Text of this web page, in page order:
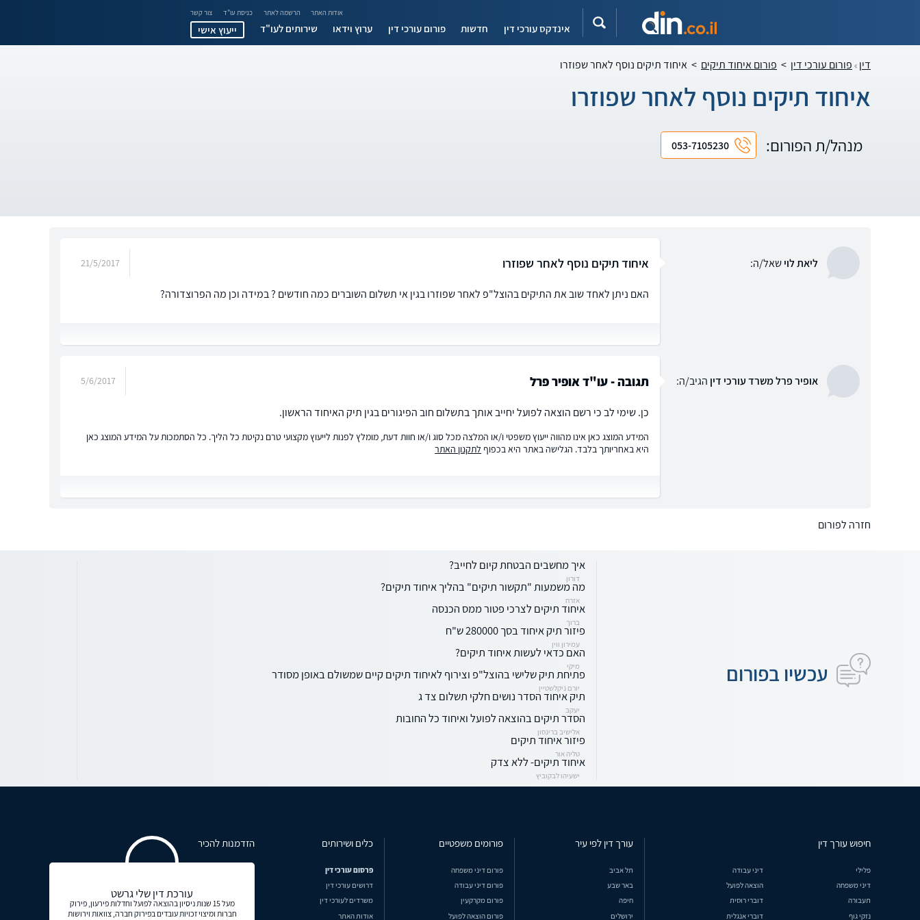
אודות האתר הרשמה לאתר כניסת עו"ד צור קשר
אינדקס עורכי דין חדשות פורום עורכי דין ערוץ וידאו שירותים לעו"ד ייעוץ אישי
דין פורום עורכי דין > פורום איחוד תיקים > איחוד תיקים נוסף לאחר שפוזרו
איחוד תיקים נוסף לאחר שפוזרו
מנהל/ת הפורום: 053-7105230
ליאת לוישאל/ה: איחוד תיקים נוסף לאחר שפוזרו 21/5/2017
האם ניתן לאחד שוב את התיקים בהוצל"פ לאחר שפוזרו בגין אי תשלום השוברים כמה חודשים ? במידה וכן מה הפרוצדורה?
אופיר פרל משרד עורכי דין הגיב/ה: תגובה - עו"ד אופיר פרל 5/6/2017
כן. שימי לב כי רשם הוצאה לפועל יחייב אותך בתשלום חוב הפיגורים בגין תיק האיחוד הראשון.
המידע המוצג כאן אינו מהווה ייעוץ משפטי ו/או המלצה מכל סוג ו/או חוות דעת, מומלץ לפנות לייעוץ מקצועי טרם נקיטת כל הליך. כל הסתמכות על המידע המוצג כאן
היא באחריותך בלבד. הגלישה באתר היא בכפוף לתקנון האתר
חזרה לפורום
עכשיו בפורום
איך מחשבים הבטחת קיום לחייב?
דורון
מה משמעות "תקשור תיקים" בהליך איחוד תיקים?
אזרח
איחוד תיקים לצרכי פטור ממס הכנסה
ברוך
פיזור תיק איחוד בסך 280000 ש"ח
עמירון ווין
האם כדאי לעשות איחוד תיקים?
מיקי
פתיחת תיק שלישי בהוצל"פ וצירוף לאיחוד תיקים קיים שמשולם באופן מסודר
יורם ניקלשטיין
תיק איחוד הסדר נושים חלקי תשלום צד ג
יעקב
הסדר תיקים בהוצאה לפועל ואיחוד כל החובות
אלישיב ברינסון
פיזור איחוד תיקים
טליה אור
איחוד תיקים- ללא צדק
ישעיהו לבקוביץ
חיפוש עורך דין
פלילי
דיני עבודה
דיני משפחה
הוצאה לפועל
תעבורה
דוברי רוסית
נזקי גוף
דוברי אנגלית
עורך דין לפי עיר
תל אביב
באר שבע
חיפה
ירושלים
פורומים משפטיים
פורום דיני משפחה
פורום דיני עבודה
פורום מקרקעין
פורום הוצאה לפועל
כלים ושירותים
פרסום עורכי דין
דרושים עורכי דין
משרדים לעורכי דין
אודות האתר
הזדמנות להכיר
עורכת דין שלי גרשט
מעל 15 שנות ניסיון בהוצאה לפועל וחדלות פירעון, פירוק
חברות ומיצוי זכויות עובדים בפירוק חברה, צוואות וירושות